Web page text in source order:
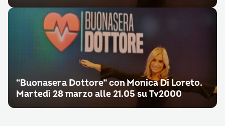
“Buonasera Dottore” con Monica Di Loreto.
Martedì 28 marzo alle 21.05 su Tv2000